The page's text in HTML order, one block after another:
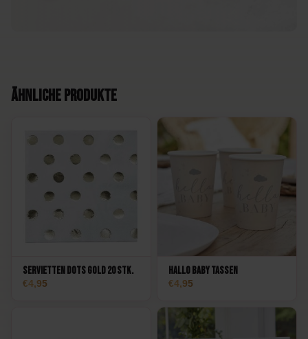
Ähnliche Produkte
Servietten Dots Gold 20 Stk.
4,95
Hallo Baby Tassen
4,95